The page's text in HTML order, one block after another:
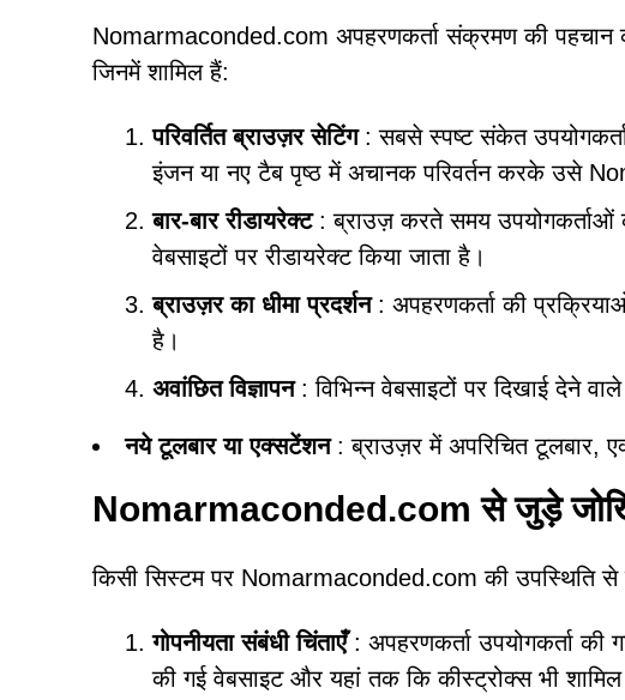
Nomarmaconded.com अपहरणकर्ता संक्रमण की
जिनमें शामिल हैं:
परिवर्तित ब्राउज़र सेटिंग: सबसे स्पष्ट संकेत
इंजन या नए टैब पृष्ठ में अचानक परिवर्तन करके उसे
बार-बार रीडायरेक्ट: ब्राउज़ करते समय
वेबसाइटों पर रीडायरेक्ट किया जाता है।
ब्राउज़र का धीमा प्रदर्शन: अपहरणकर्ता की
है।
अवांछित विज्ञापन: विभिन्न वेबसाइटों पर दिखाई देने
नये टूलबार या एक्सटेंशन: ब्राउज़र में अपरिचित टूलबार,
Nomarmaconded.com से जुड़े
किसी सिस्टम पर Nomarmaconded.com की उपस्थिति से
गोपनीयता संबंधी चिंताएँ: अपहरणकर्ता उपयोगकर्ता की
की गई वेबसाइट और यहां तक कि कीस्ट्रोक्स भी शामिल